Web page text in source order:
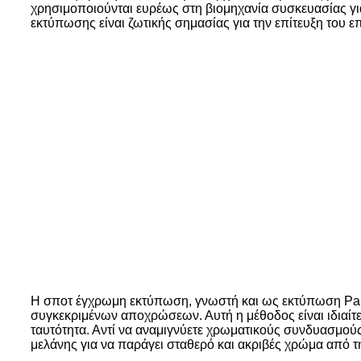
χρησιμοποιούνται ευρέως στη βιομηχανία
εκτύπωσης είναι ζωτικής σημασίας για την επίτευξη
Η σποτ έγχρωμη εκτύπωση, γνωστή και ως εκτύπωση
συγκεκριμένων αποχρώσεων. Αυτή η μέθοδος είναι
ταυτότητα. Αντί να αναμιγνύετε χρωματικούς
μελάνης για να παράγει σταθερό και ακριβές χρώμα